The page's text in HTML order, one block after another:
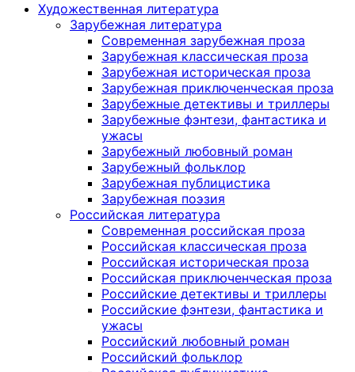
Художественная литература
Зарубежная литература
Современная зарубежная проза
Зарубежная классическая проза
Зарубежная историческая проза
Зарубежная приключенческая проза
Зарубежные детективы и триллеры
Зарубежные фэнтези, фантастика и
ужасы
Зарубежный любовный роман
Зарубежный фольклор
Зарубежная публицистика
Зарубежная поэзия
Российская литература
Современная российская проза
Российская классическая проза
Российская историческая проза
Российская приключенческая проза
Российские детективы и триллеры
Российские фэнтези, фантастика и
ужасы
Российский любовный роман
Российский фольклор